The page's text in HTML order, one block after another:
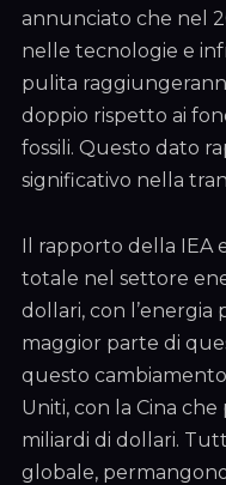
annunciato che nel
nelle tecnologie e
pulita
doppio rispetto ai
fossili. Questo dato
significativo nella
Il rapporto della IEA
totale nel settore
dollari, con
maggior parte di
questo
Uniti, con la Cina
miliardi di dollari.
globale,